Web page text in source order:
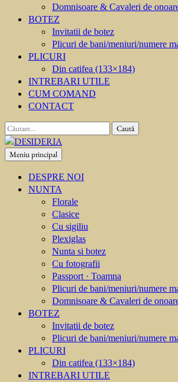
Domnisoare & Cavaleri de
BOTEZ
Invitatii de botez
Plicuri de bani/meniuri/numere
PLICURI
Din catifea (133×184)
INTREBARI UTILE
CUM COMAND
CONTACT
Caută
după:
DESIDERIA
Creator de invitati
Meniu principal
DESPRE NOI
NUNTA
Florale
Clasice
Cu sigiliu
Plexiglas
Nunta si botez
Cu fotografii
Passport · Toamna
Plicuri de bani/meniuri/numere
Domnisoare & Cavaleri de
BOTEZ
Invitatii de botez
Plicuri de bani/meniuri/numere
PLICURI
Din catifea (133×184)
INTREBARI UTILE